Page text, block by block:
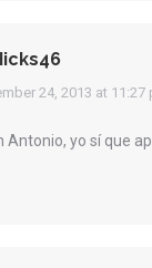
24, 2013 at 11:27
Antonio, yo sí que